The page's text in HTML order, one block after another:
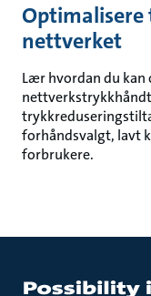
nettverket
Lær hvordan du
forhåndsvalgt, lavt
forbrukere.